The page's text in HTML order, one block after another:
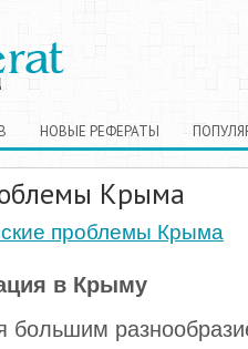
НОВЫЕ РЕФЕРАТЫ
Крыма
проблемы Крыма
в Крыму
большим